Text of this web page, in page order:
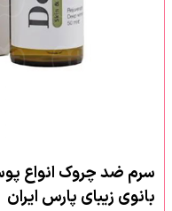
بانوی زیبای پارس ایران